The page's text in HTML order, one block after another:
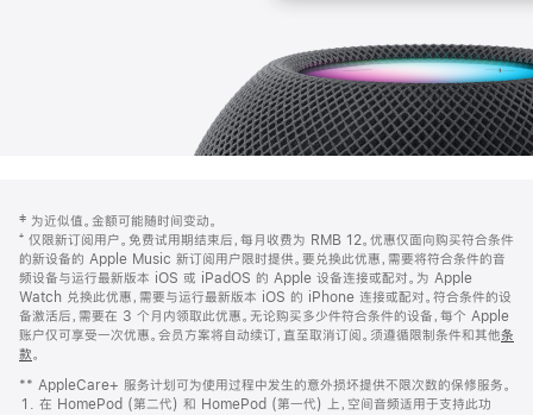
页
页
脚
注
‡ 为近似值。金额可能随时间变动。
⁺ 仅限新订阅用户。免费试用期结束后，每月收费为 RMB 12。优惠仅面向购买符合条件
的新设备的 Apple Music 新订阅用户限时提供。要兑换此优惠，需要将符合条件的音
频设备与运行最新版本 iOS 或 iPadOS 的 Apple 设备连接或配对。为 Apple
Watch 兑换此优惠，需要与运行最新版本 iOS 的 iPhone 连接或配对。符合条件的设
备激活后，需要在 3 个月内领取此优惠。无论购买多少件符合条件的设备，每个 Apple
账户仅可享受一次优惠。会员方案将自动续订，直至取消订阅。须遵循限制条件和其他条
款。
窗
口
** AppleCare+ 服务计划可为使用过程中发生的意外损坏提供不限次数的保修服务。
在 HomePod (第二代) 和 HomePod (第一代) 上，空间音频适用于支持此功